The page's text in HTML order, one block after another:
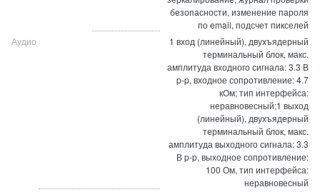
безопасности, изменение пароля
по email, подсчет пикселей
Аудио
1 вход (линейный), двухъядерный
терминальный блок, макс.
амплитуда входного сигнала: 3.3 В
p-p, входное сопротивление: 4.7
кОм; тип интерфейса:
неравновесный;1 выход
(линейный), двухъядерный
терминальный блок, макс.
амплитуда выходного сигнала: 3.3
В p-p, выходное сопротивление:
100 Ом, тип интерфейса:
неравновесный